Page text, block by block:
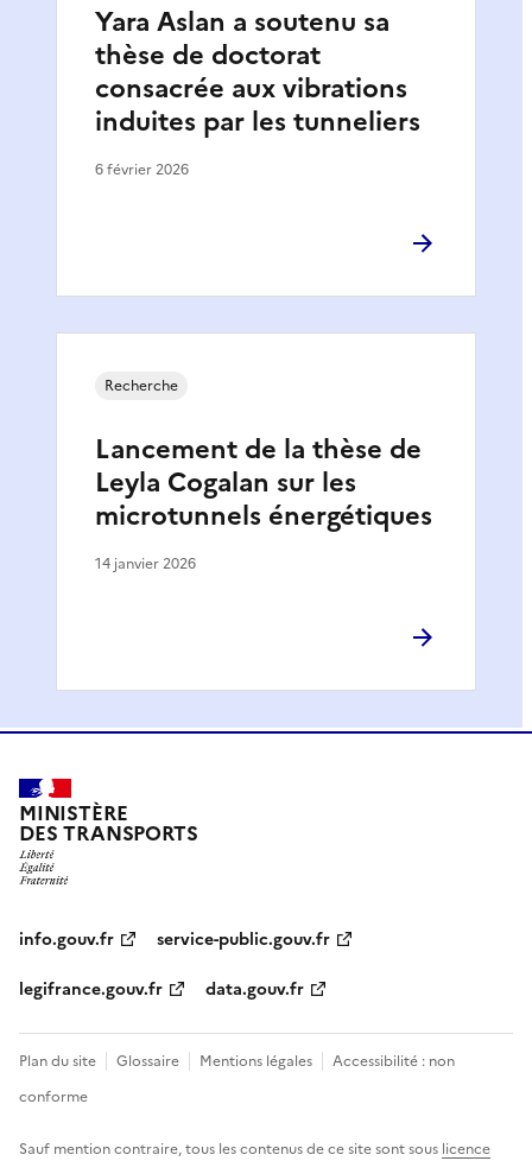
Yara Aslan a soutenu sa
thèse de doctorat
consacrée aux vibrations
induites par les tunneliers
6 février 2026
Lancement de la thèse de
Leyla Cogalan sur les
microtunnels énergétiques
Recherche
14 janvier 2026
MINISTÈRE
DES TRANSPORTS
info.gouv.fr
service-public.gouv.fr
legifrance.gouv.fr
data.gouv.fr
Plan du site Glossaire Mentions légales
Accessibilité : non
conforme
Sauf mention contraire, tous les contenus de ce site sont sous licence